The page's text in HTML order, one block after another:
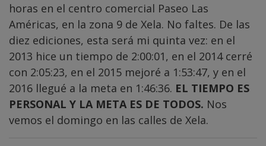
horas en el centro comercial Paseo Las
Américas, en la zona 9 de Xela. No faltes. De las
diez ediciones, esta será mi quinta vez: en el
2013 hice un tiempo de 2:00:01, en el 2014 cerré
con 2:05:23, en el 2015 mejoré a 1:53:47, y en el
2016 llegué a la meta en 1:46:36. EL TIEMPO ES
PERSONAL Y LA META ES DE TODOS. Nos
vemos el domingo en las calles de Xela.